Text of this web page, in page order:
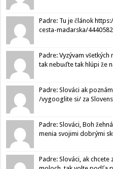
Padre: Tu je článok
cesta-madarska/
Padre: Vyzývam
tak nebuďte tak hlúpi že
Padre: Slováci ak
/vygooglite si/ za
Padre: Slováci, Boh
menia svojimi dobrými
Padre: Slováci, ak